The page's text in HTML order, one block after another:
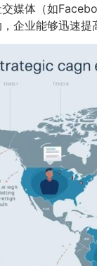
媒体（如
企业能够迅速提